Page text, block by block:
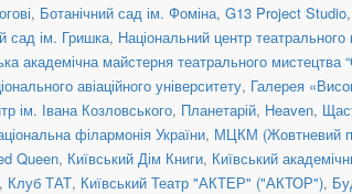
, Ботанічний сад ім. Фоміна, G13 Project Studio,
сад ім. Гришка, Національний центр
академічна майстерня театрального мистецтва
авіаційного університету, Галерея
ім. Івана Козловського, Планетарій, Heaven,
філармонія України, МЦКМ (Жовтневий
Queen, Київський Дім Книги, Київський
, Клуб ТАТ, Київський Театр "АКТЕР" ("АКТОР"),